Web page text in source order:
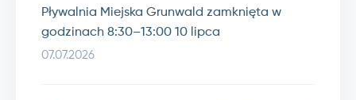
Pływalnia Miejska Grunwald zamknięta w
godzinach 8:30–13:00 10 lipca
07.07.2026